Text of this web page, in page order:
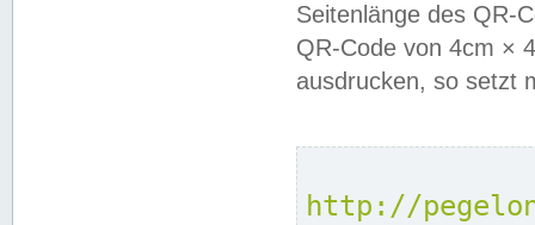
Seitenlänge des QR-
QR-Code von 4cm ×
ausdrucken, so setzt
http://